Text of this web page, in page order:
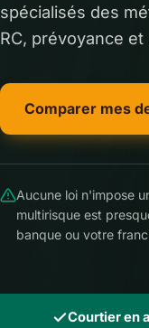
spécialisés des
RC, prévoyance et
Comparer mes
Aucune loi n'impose
multirisque est
banque ou votre
Courtier en